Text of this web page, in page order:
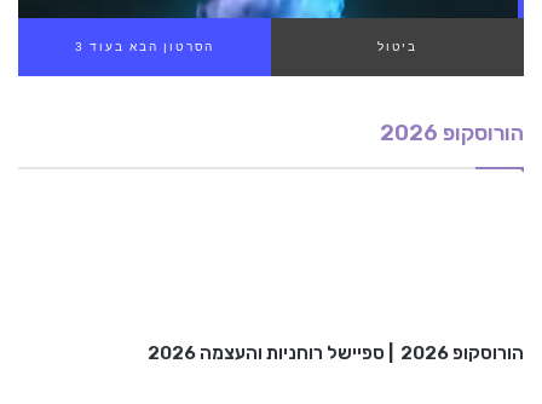
הסרטון הבא בעוד 1 ביטול
הורוסקופ 2026
הורוסקופ 2026 ספיישל רוחניות והעצמה 2026